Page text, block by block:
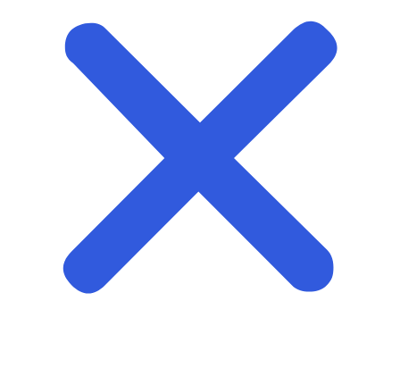
Start prosjektet ditt med oss
Klar til å gjøre ideen din om til en kraftfull digital opplevelse?